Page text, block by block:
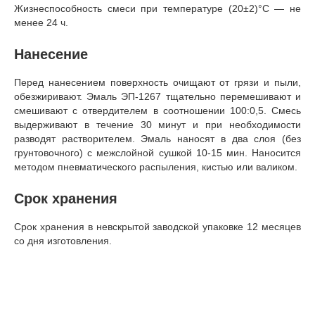
Жизнеспособность смеси при температуре (20±2)°C — не
менее 24 ч.
Нанесение
Перед нанесением поверхность очищают от грязи и пыли,
обезжиривают. Эмаль ЭП-1267 тщательно перемешивают и
смешивают с отвердителем в соотношении 100:0,5. Смесь
выдерживают в течение 30 минут и при необходимости
разводят растворителем. Эмаль наносят в два слоя (без
грунтовочного) с межслойной сушкой 10-15 мин. Наносится
методом пневматического распыления, кистью или валиком.
Срок хранения
Срок хранения в невскрытой заводской упаковке 12 месяцев
со дня изготовления.